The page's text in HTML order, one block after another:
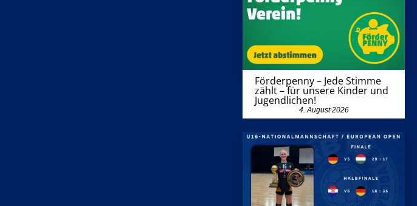
Förderpenny – Jede Stimme
zählt – für unsere Kinder und
Jugendlichen!
4. August 2026